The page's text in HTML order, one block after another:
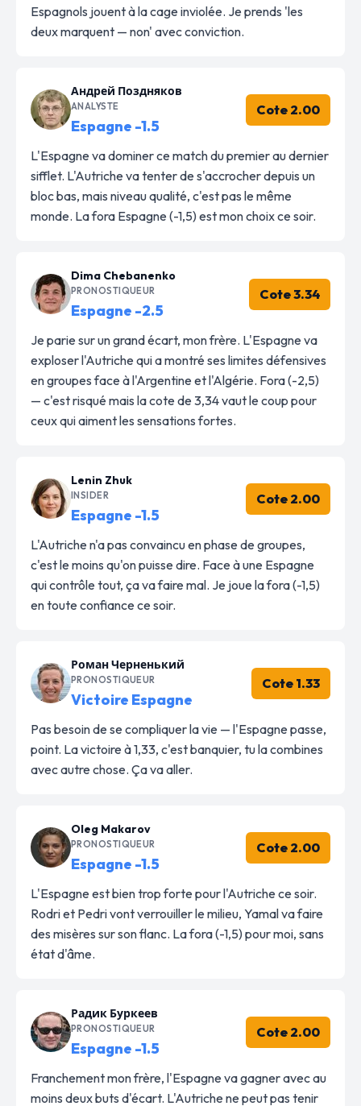
Espagnols jouent à la cage inviolée. Je prends 'les
deux marquent — non' avec conviction.
Андрей Поздняков
ANALYSTE
Espagne -1.5
Cote 2.00
L'Espagne va dominer ce match du premier au dernier
sifflet. L'Autriche va tenter de s'accrocher depuis un
bloc bas, mais niveau qualité, c'est pas le même
monde. La fora Espagne (-1,5) est mon choix ce soir.
Dima Chebanenko
PRONOSTIQUEUR
Espagne -2.5
Cote 3.34
Je parie sur un grand écart, mon frère. L'Espagne va
exploser l'Autriche qui a montré ses limites défensives
en groupes face à l'Argentine et l'Algérie. Fora (-2,5)
— c'est risqué mais la cote de 3,34 vaut le coup pour
ceux qui aiment les sensations fortes.
Lenin Zhuk
INSIDER
Espagne -1.5
Cote 2.00
L'Autriche n'a pas convaincu en phase de groupes,
c'est le moins qu'on puisse dire. Face à une Espagne
qui contrôle tout, ça va faire mal. Je joue la fora (-1,5)
en toute confiance ce soir.
Роман Черненький
PRONOSTIQUEUR
Victoire Espagne
Cote 1.33
Pas besoin de se compliquer la vie — l'Espagne passe,
point. La victoire à 1,33, c'est banquier, tu la combines
avec autre chose. Ça va aller.
Oleg Makarov
PRONOSTIQUEUR
Espagne -1.5
Cote 2.00
L'Espagne est bien trop forte pour l'Autriche ce soir.
Rodri et Pedri vont verrouiller le milieu, Yamal va faire
des misères sur son flanc. La fora (-1,5) pour moi, sans
état d'âme.
Радик Буркеев
PRONOSTIQUEUR
Espagne -1.5
Cote 2.00
Franchement mon frère, l'Espagne va gagner avec au
moins deux buts d'écart. L'Autriche ne peut pas tenir